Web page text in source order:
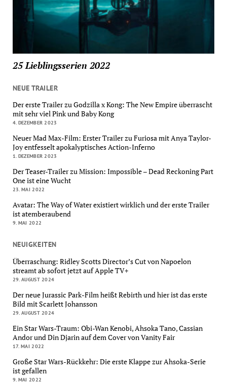
25 Lieblingsserien 2022
NEUE TRAILER
Der erste Trailer zu Godzilla x Kong: The New Empire überrascht
mit sehr viel Pink und Baby Kong
4. DEZEMBER 2023
Neuer Mad Max-Film: Erster Trailer zu Furiosa mit Anya Taylor-
Joy entfesselt apokalyptisches Action-Inferno
1. DEZEMBER 2023
Der Teaser-Trailer zu Mission: Impossible – Dead Reckoning Part
One ist eine Wucht
23. MAI 2022
Avatar: The Way of Water existiert wirklich und der erste Trailer
ist atemberaubend
9. MAI 2022
NEUIGKEITEN
Überraschung: Ridley Scotts Director’s Cut von Napoelon
streamt ab sofort jetzt auf Apple TV+
29. AUGUST 2024
Der neue Jurassic Park-Film heißt Rebirth und hier ist das erste
Bild mit Scarlett Johansson
29. AUGUST 2024
Ein Star Wars-Traum: Obi-Wan Kenobi, Ahsoka Tano, Cassian
Andor und Din Djarin auf dem Cover von Vanity Fair
17. MAI 2022
Große Star Wars-Rückkehr: Die erste Klappe zur Ahsoka-Serie
ist gefallen
9. MAI 2022